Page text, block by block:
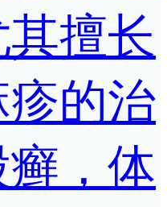
擅长
的治
，体